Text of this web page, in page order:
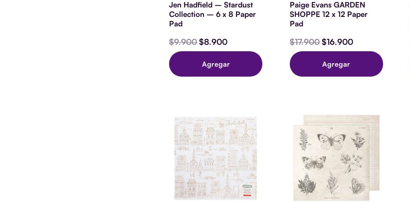
Jen Hadfield – Stardust
Collection – 6 x 8 Paper
Pad
$9.900 $8.900
Agregar
Paige Evans GARDEN
SHOPPE 12 x 12 Paper
Pad
$17.900 $16.900
Agregar
PAPER
-
BUSY
SIDEWALKS
-
12
X
12
-
Swapp
Storyline
Chapters
Collection
-
12
x